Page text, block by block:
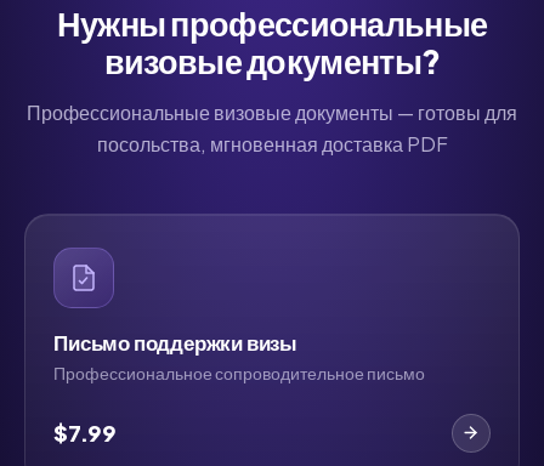
всего беспокойства.
Искренне."
посольство. Получил визу.
Нетми получает полную
за рекомендацию. MyJet24
получает заслугу за
существование. Мой
Нужны профессиональные
визовые документы?
Профессиональные визовые документы — готовы для
посольства, мгновенная доставка PDF
Письмо поддержки визы
Профессиональное сопроводительное письмо
$7.99